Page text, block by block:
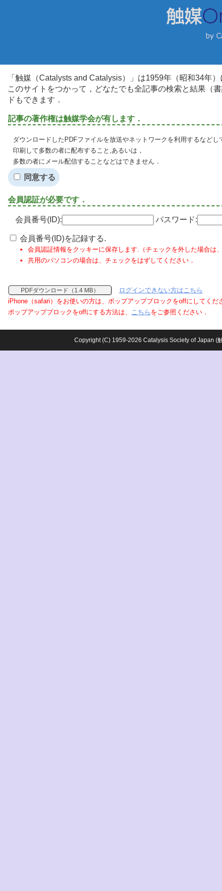
「触媒（Catalysts and Catalysis）」は1959年（昭和34年
このサイトをつかって，どなたでも全記事の検索と結果（
ドもできます．
記事の著作権は触媒学会が有します．
ダウンロードしたPDFファイルを放送やネットワークを利用するなど
印刷して多数の者に配布すること,あるいは，
多数の者にメール配信することなどはできません．
同意する
会員認証が必要です．
会員番号(ID): パスワード:
会員番号(ID)を記録する.
会員認証情報をクッキーに保存します.（チェックを外した場合は
共用のパソコンの場合は、チェックをはずしてください．
PDFダウンロード（1.4 MB）
ログインできない方はこちら
iPhone（safari）をお使いの方は、ポップアップブロックをoffにしてくだ
ポップアップブロックをoffにする方法は、 こちら をご参照ください．
Copyright (C) 1959-2026 Catalysis Society of Japan (